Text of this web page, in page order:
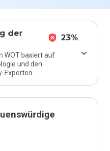
der
23%
WOT basiert auf
und den
Experten.